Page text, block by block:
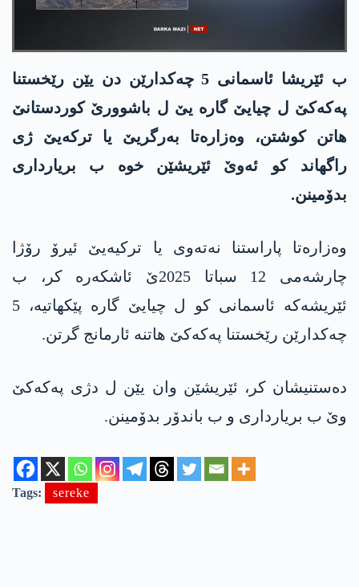
ب ئێریشا ئاسمانی 5 چه‌كدارێن دن یێن رێخستنا
په‌كه‌كێ ل چیایێ گاره‌ یێ ل باشوورێ كوردستانێ
هاتن كوشتن، وه‌زاره‌تا به‌رگریێ یا تركه‌یێ ژی
راگهاند كو ئه‌وێ ئێریشێن خوه‌ ب بریارداری
بدۆمینن.
وه‌زاره‌تا پاراستنا نه‌ته‌وی یا تركیه‌یێ ئیرۆ رۆژا
چارشه‌می 12 سباتا 2025ێ ئاشكه‌ره‌ كر، ب
ئێریشه‌كه‌ ئاسمانی كو ل چیایێ گاره‌ پێكهاتیه‌، 5
چه‌كدارێن رێخستنا په‌كه‌كێ هاتنه‌ ئارمانج گرتن.
ده‌ستنیشان كر، ئێریشێن وان یێن ل دژی په‌كه‌كێ
وێ ب بریارداری و ب باندۆر بدۆمینن.
Tags: sereke